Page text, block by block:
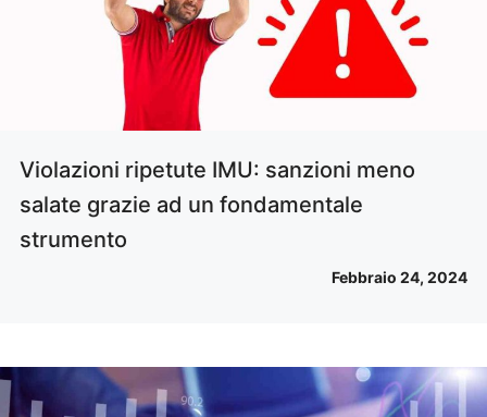
Violazioni ripetute IMU: sanzioni meno
salate grazie ad un fondamentale
strumento
Febbraio 24, 2024